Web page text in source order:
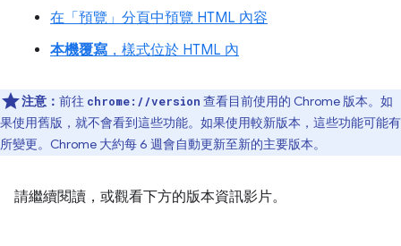
在「預覽」 分頁中預覽 HTML 內容
本機覆寫 ，樣式位於 HTML 內
注意： 前往 chrome://version 查看目前使用的 Chrome 版本。如
果使用舊版，就不會看到這些功能。如果使用較新版本，這些功能可能有
所變更。Chrome 大約每 6 週會自動更新至新的主要版本。
請繼續閱讀，或觀看下方的版本資訊影片。